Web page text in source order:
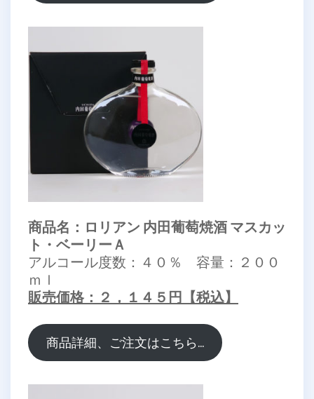
商品名：ロリアン 内田葡萄焼酒 マスカッ
ト・ベーリーＡ
アルコール度数：４０％ 容量：２００
ｍｌ
販売価格：２，１４５円【税込】
商品詳細、ご注文はこちら…